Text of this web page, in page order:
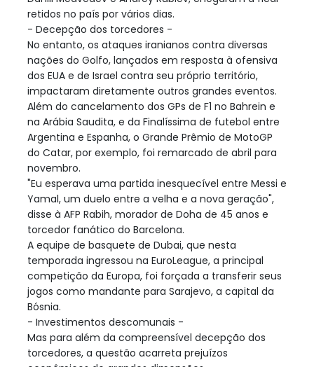
retidos no país por vários dias.
- Decepção dos torcedores -
No entanto, os ataques iranianos contra diversas
nações do Golfo, lançados em resposta à ofensiva
dos EUA e de Israel contra seu próprio território,
impactaram diretamente outros grandes eventos.
Além do cancelamento dos GPs de F1 no Bahrein e
na Arábia Saudita, e da Finalíssima de futebol entre
Argentina e Espanha, o Grande Prêmio de MotoGP
do Catar, por exemplo, foi remarcado de abril para
novembro.
"Eu esperava uma partida inesquecível entre Messi e
Yamal, um duelo entre a velha e a nova geração",
disse à AFP Rabih, morador de Doha de 45 anos e
torcedor fanático do Barcelona.
A equipe de basquete de Dubai, que nesta
temporada ingressou na EuroLeague, a principal
competição da Europa, foi forçada a transferir seus
jogos como mandante para Sarajevo, a capital da
Bósnia.
- Investimentos descomunais -
Mas para além da compreensível decepção dos
torcedores, a questão acarreta prejuízos